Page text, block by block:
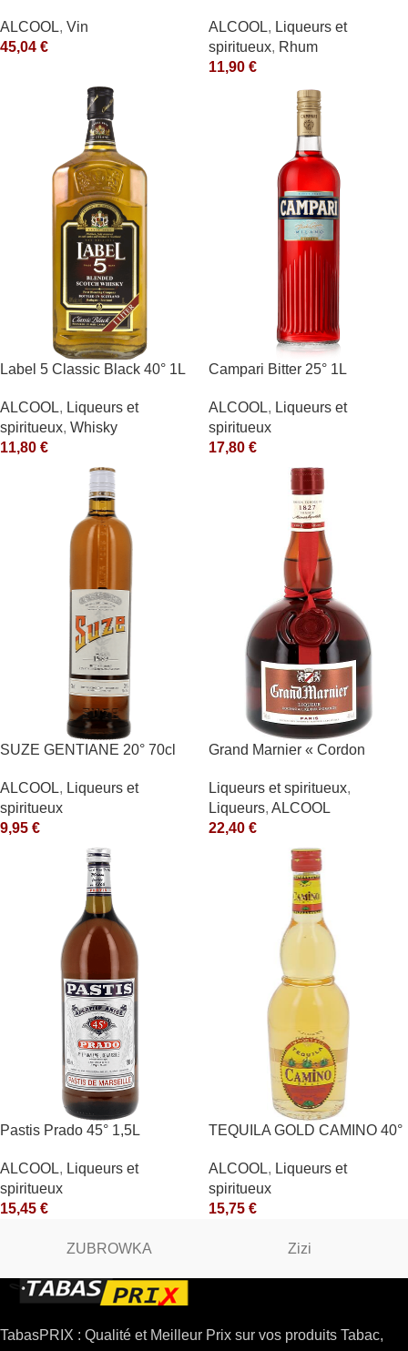
Blanc
ALCOOL, Vin
45,04 €
ALCOOL, Liqueurs et
spiritueux, Rhum
11,90 €
Label 5 Classic Black 40° 1L
ALCOOL, Liqueurs et
spiritueux, Whisky
11,80 €
Campari Bitter 25° 1L
ALCOOL, Liqueurs et
spiritueux
17,80 €
SUZE GENTIANE 20° 70cl
ALCOOL, Liqueurs et
spiritueux
9,95 €
Grand Marnier « Cordon
Lapostolle
Liqueurs et spiritueux,
Liqueurs, ALCOOL
22,40 €
Pastis Prado 45° 1,5L
ALCOOL, Liqueurs et
spiritueux
15,45 €
TEQUILA GOLD CAMINO 40°
ALCOOL, Liqueurs et
spiritueux
15,75 €
ZUBROWKA Zizi
TabasPRIX : Qualité et Meilleur Prix sur vos produits Tabac,